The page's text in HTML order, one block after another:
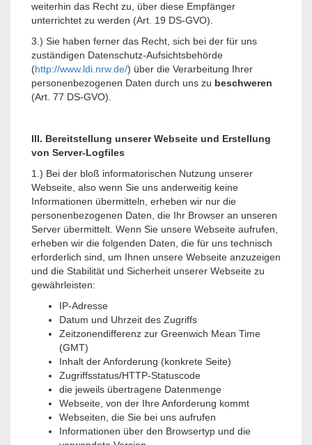
weiterhin das Recht zu, über diese Empfänger
unterrichtet zu werden (Art. 19 DS-GVO).
3.) Sie haben ferner das Recht, sich bei der für uns
zuständigen Datenschutz-Aufsichtsbehörde
(http://www.ldi.nrw.de/) über die Verarbeitung Ihrer
personenbezogenen Daten durch uns zu beschweren
(Art. 77 DS-GVO).
III. Bereitstellung unserer Webseite und Erstellung
von Server-Logfiles
1.) Bei der bloß informatorischen Nutzung unserer
Webseite, also wenn Sie uns anderweitig keine
Informationen übermitteln, erheben wir nur die
personenbezogenen Daten, die Ihr Browser an unseren
Server übermittelt. Wenn Sie unsere Webseite aufrufen,
erheben wir die folgenden Daten, die für uns technisch
erforderlich sind, um Ihnen unsere Webseite anzuzeigen
und die Stabilität und Sicherheit unserer Webseite zu
gewährleisten:
IP-Adresse
Datum und Uhrzeit des Zugriffs
Zeitzonendifferenz zur Greenwich Mean Time
(GMT)
Inhalt der Anforderung (konkrete Seite)
Zugriffsstatus/HTTP-Statuscode
die jeweils übertragene Datenmenge
Webseite, von der Ihre Anforderung kommt
Webseiten, die Sie bei uns aufrufen
Informationen über den Browsertyp und die